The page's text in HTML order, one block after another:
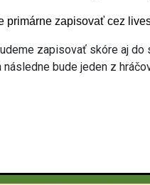
primárne zapisovať cez
zapisovať skóre aj
následne bude jeden z